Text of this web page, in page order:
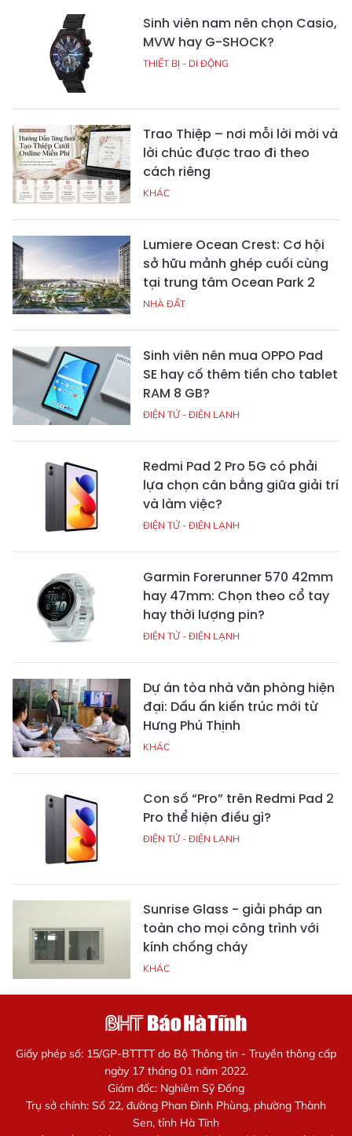
Sinh viên nam nên chọn Casio,
MVW hay G-SHOCK?
THIẾT BỊ - DI ĐỘNG
Trao Thiệp – nơi mỗi lời mời và
lời chúc được trao đi theo
cách riêng
KHÁC
Lumiere Ocean Crest: Cơ hội
sở hữu mảnh ghép cuối cùng
tại trung tâm Ocean Park 2
NHÀ ĐẤT
Sinh viên nên mua OPPO Pad
SE hay cố thêm tiền cho tablet
RAM 8 GB?
ĐIỆN TỬ - ĐIỆN LẠNH
Redmi Pad 2 Pro 5G có phải
lựa chọn cân bằng giữa giải trí
và làm việc?
ĐIỆN TỬ - ĐIỆN LẠNH
Garmin Forerunner 570 42mm
hay 47mm: Chọn theo cổ tay
hay thời lượng pin?
ĐIỆN TỬ - ĐIỆN LẠNH
Dự án tòa nhà văn phòng hiện
đại: Dấu ấn kiến trúc mới từ
Hưng Phú Thịnh
KHÁC
Con số “Pro” trên Redmi Pad 2
Pro thể hiện điều gì?
ĐIỆN TỬ - ĐIỆN LẠNH
Sunrise Glass - giải pháp an
toàn cho mọi công trình với
kính chống cháy
KHÁC
Giấy phép số: 15/GP-BTTTT do Bộ Thông tin - Truyền thông cấp
ngày 17 tháng 01 năm 2022.
Giám đốc: Nghiêm Sỹ Đống
Trụ sở chính: Số 22, đường Phan Đình Phùng, phường Thành
Sen, tỉnh Hà Tĩnh